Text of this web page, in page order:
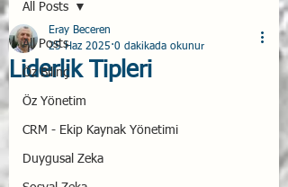
All Posts
Öz Bilinç
Öz Yönetim
CRM - Ekip Kaynak Yönetimi
Duygusal Zeka
All Posts
Liderlik Tipleri
Eray Beceren
25 Haz 2025 0 dakikada okunur